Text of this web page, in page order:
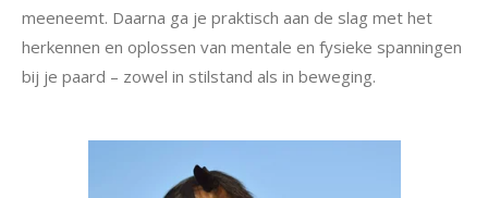
meeneemt. Daarna ga je praktisch aan de slag met het
herkennen en oplossen van mentale en fysieke spanningen
bij je paard – zowel in stilstand als in beweging.